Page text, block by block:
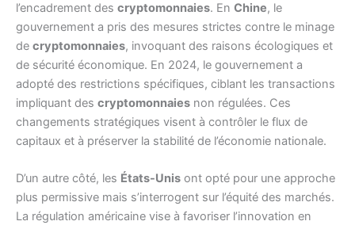
l’encadrement des cryptomonnaies. En Chine, le
gouvernement a pris des mesures strictes contre le minage
de cryptomonnaies, invoquant des raisons écologiques et
de sécurité économique. En 2024, le gouvernement a
adopté des restrictions spécifiques, ciblant les transactions
impliquant des cryptomonnaies non régulées. Ces
changements stratégiques visent à contrôler le flux de
capitaux et à préserver la stabilité de l’économie nationale.
D’un autre côté, les États-Unis ont opté pour une approche
plus permissive mais s’interrogent sur l’équité des marchés.
La régulation américaine vise à favoriser l’innovation en